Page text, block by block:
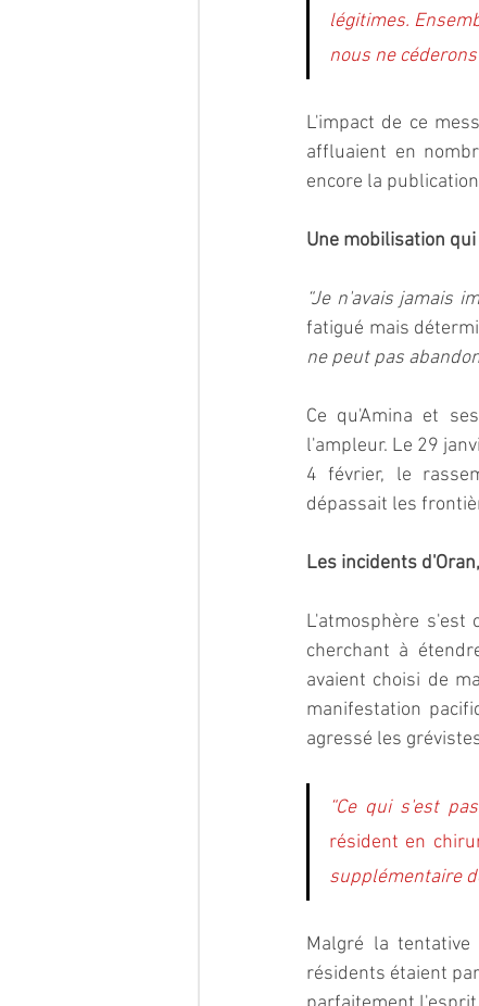
légitimes.
nous ne
L'impact de ce
affluaient en
encore la
Une mobilisation
“Je n'avais jamais
fatigué mais
ne peut pas
Ce qu'Amina et
l'ampleur. Le 29
4 février, le
dépassait les
Les incidents
L'atmosphère s'est
cherchant à
avaient choisi de
manifestation
agressé les
“Ce qui s'est
résident en
supplémentaire
Malgré la
résidents étaient